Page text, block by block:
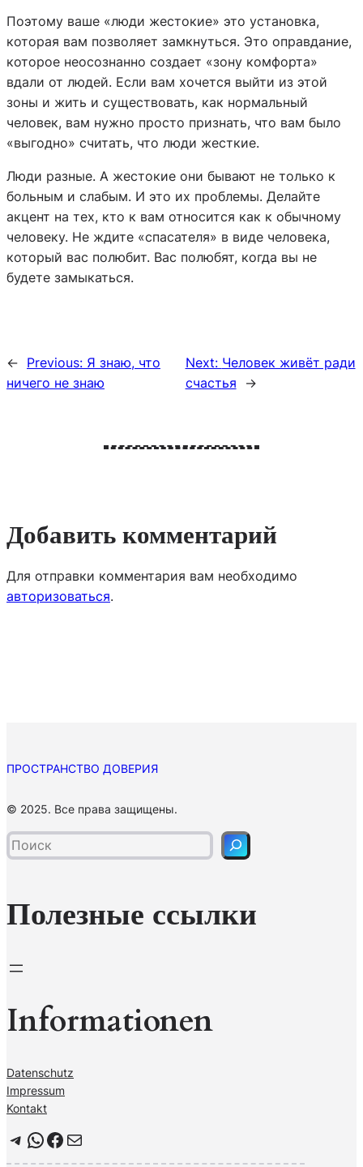
Поэтому ваше «люди жестокие» это установка,
которая вам позволяет замкнуться. Это оправдание,
которое неосознанно создает «зону комфорта»
вдали от людей. Если вам хочется выйти из этой
зоны и жить и существовать, как нормальный
человек, вам нужно просто признать, что вам было
«выгодно» считать, что люди жесткие.
Люди разные. А жестокие они бывают не только к
больным и слабым. И это их проблемы. Делайте
акцент на тех, кто к вам относится как к обычному
человеку. Не ждите «спасателя» в виде человека,
который вас полюбит. Вас полюбят, когда вы не
будете замыкаться.
← Previous: Я знаю, что
ничего не знаю
Next: Человек живёт ради
счастья
→
Добавить комментарий
Для отправки комментария вам необходимо
авторизоваться.
ПРОСТРАНСТВО ДОВЕРИЯ
© 2025. Все права защищены.
о
и
Полезные ссылки
Informationen
Datenschutz
Impressum
Kontakt
Telegram WhatsApp Facebook Почта